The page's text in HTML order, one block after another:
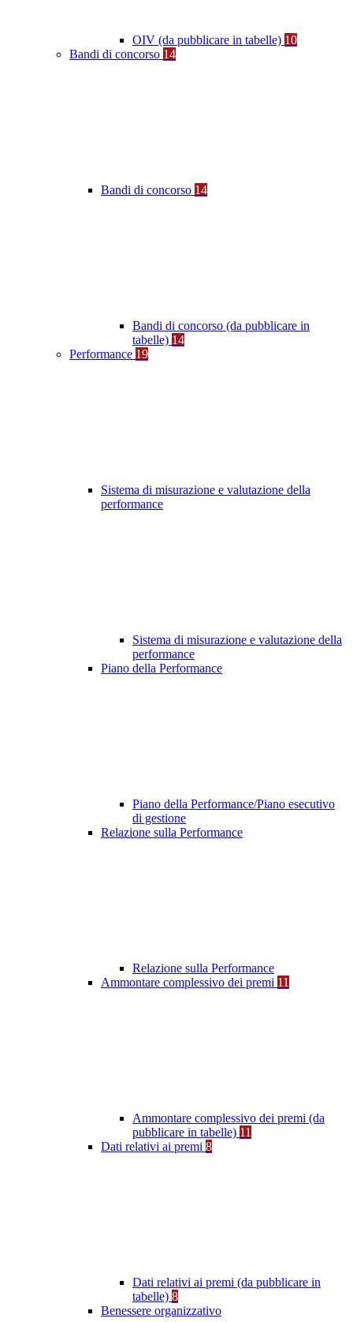
OIV (da pubblicare in tabelle) 10
Bandi di concorso 14
Bandi di concorso 14
Bandi di concorso (da pubblicare in
tabelle) 14
Performance 19
Sistema di misurazione e valutazione della
performance
Sistema di misurazione e valutazione della
performance
Piano della Performance
Piano della Performance/Piano esecutivo
di gestione
Relazione sulla Performance
Relazione sulla Performance
Ammontare complessivo dei premi 11
Ammontare complessivo dei premi (da
pubblicare in tabelle) 11
Dati relativi ai premi 8
Dati relativi ai premi (da pubblicare in
tabelle) 8
Benessere organizzativo